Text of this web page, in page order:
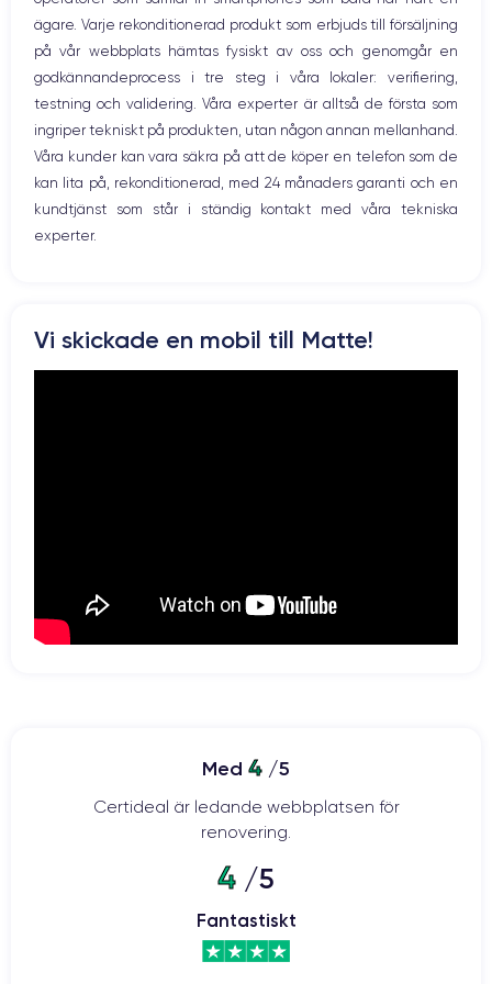
GPU 4 cœurs 2.65 GHz
12 MP 12 MP
Résolution vidéo
4K - 3840x2160px
Recharge rapide
Oui, minimum 18W
Batterie Dual SIM
Si vous souhaitez découvrir en détail les caractéristiques de ce
WiFi
Nätverk
Vibration
Prise USB
ägare. Varje rekonditionerad produkt som erbjuds till försäljning
på vår webbplats hämtas fysiskt av oss och genomgår en
godkännandeprocess i tre steg i våra lokaler: verifiering,
testning och validering. Våra experter är alltså de första som
ingriper tekniskt på produkten, utan någon annan mellanhand.
Våra kunder kan vara säkra på att de köper en telefon som de
kan lita på, rekonditionerad, med 24 månaders garanti och en
kundtjänst som står i ständig kontakt med våra tekniska
experter.
Vi skickade en mobil till Matte!
Med 4 /5
Certideal är ledande webbplatsen för
renovering.
4 /5
Fantastiskt